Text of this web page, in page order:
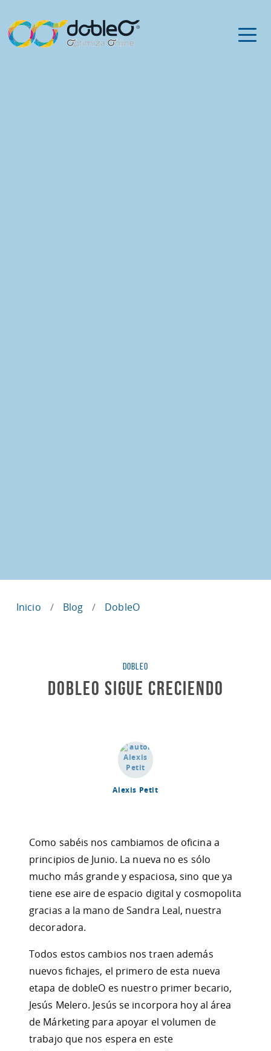
Inicio Blog DobleO
DOBLEO
dobleO Sigue Creciendo
Alexis Petit
Como sabéis nos cambiamos de oficina a
principios de Junio. La nueva no es sólo
mucho más grande y espaciosa, sino que ya
tiene ese aire de espacio digital y cosmopolita
gracias a la mano de Sandra Leal, nuestra
decoradora.
Todos estos cambios nos traen además
nuevos fichajes, el primero de esta nueva
etapa de dobleO es nuestro primer becario,
Jesús Melero. Jesús se incorpora hoy al área
de Márketing para apoyar el volumen de
trabajo que nos espera en este